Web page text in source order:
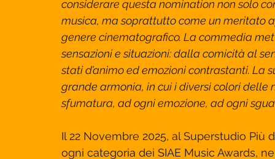
considerare questa nomination non solo
musica, ma soprattutto come un meritato
genere cinematografico. La commedia
sensazioni e situazioni: dalla comicità al
stati d’animo ed emozioni contrastanti.
grande armonia, in cui i diversi colori delle
sfumatura, ad ogni emozione, ad ogni
Il 22 Novembre 2025, al Superstudio
ogni categoria dei SIAE Music Awards,